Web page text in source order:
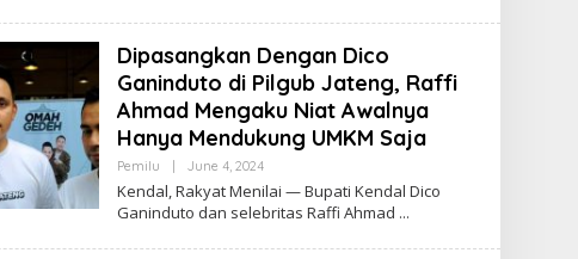
N
Dipasangkan Dengan Dico
Ganinduto di Pilgub Jateng, Raffi
Ahmad Mengaku Niat Awalnya
Hanya Mendukung UMKM Saja
Pemilu June 4, 2024B
Y
A
D
I
Kendal, Rakyat Menilai — Bupati Kendal Dico
Ganinduto dan selebritas Raffi Ahmad